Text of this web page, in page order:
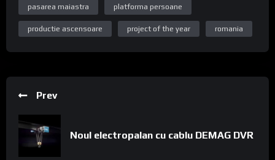
pasarea maiastra platforma persoane
productie ascensoare project of the year romania
Prev
Noul electropalan cu cablu DEMAG DVR